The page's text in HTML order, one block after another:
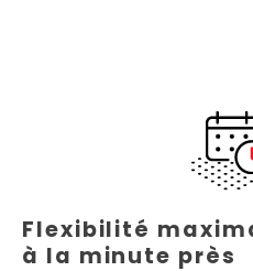
Flexibilité
à la minute près